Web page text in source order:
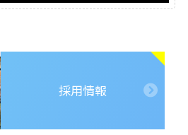
採用情報